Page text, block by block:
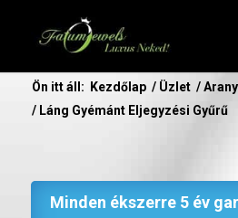
Ön itt áll: Kezdőlap / Üzlet /
/ Láng Gyémánt Eljegyzési Gyűrű
Minden ékszerre 5 év